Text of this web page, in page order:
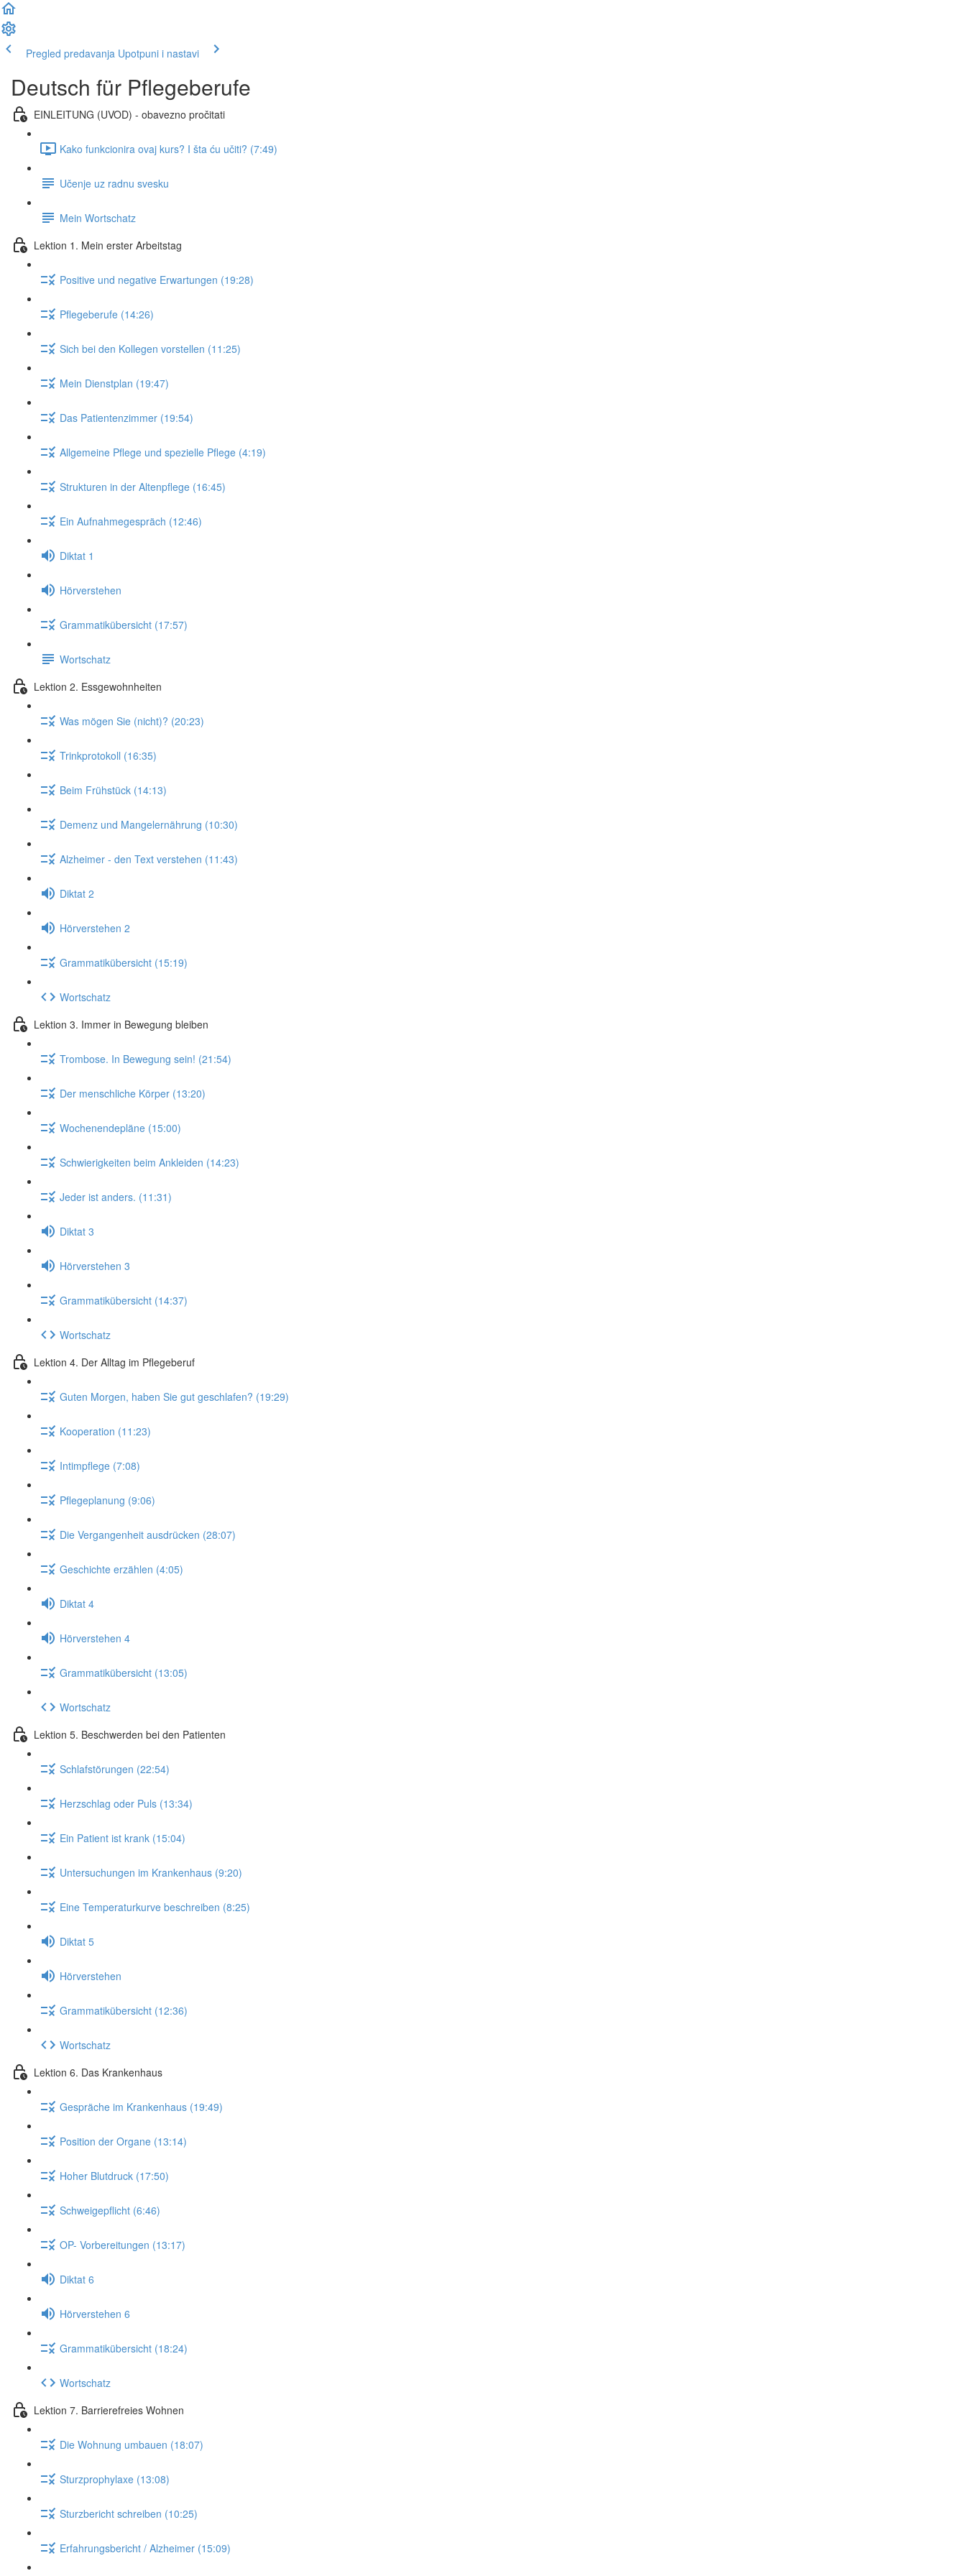
Pregled predavanja Upotpuni i nastavi
Deutsch für Pflegeberufe
EINLEITUNG (UVOD) - obavezno pročitati
Kako funkcionira ovaj kurs? I šta ću učiti? (7:49)
Učenje uz radnu svesku
Mein Wortschatz
Lektion 1. Mein erster Arbeitstag
Positive und negative Erwartungen (19:28)
Pflegeberufe (14:26)
Sich bei den Kollegen vorstellen (11:25)
Mein Dienstplan (19:47)
Das Patientenzimmer (19:54)
Allgemeine Pflege und spezielle Pflege (4:19)
Strukturen in der Altenpflege (16:45)
Ein Aufnahmegespräch (12:46)
Diktat 1
Hörverstehen
Grammatikübersicht (17:57)
Wortschatz
Lektion 2. Essgewohnheiten
Was mögen Sie (nicht)? (20:23)
Trinkprotokoll (16:35)
Beim Frühstück (14:13)
Demenz und Mangelernährung (10:30)
Alzheimer - den Text verstehen (11:43)
Diktat 2
Hörverstehen 2
Grammatikübersicht (15:19)
Wortschatz
Lektion 3. Immer in Bewegung bleiben
Trombose. In Bewegung sein! (21:54)
Der menschliche Körper (13:20)
Wochenendepläne (15:00)
Schwierigkeiten beim Ankleiden (14:23)
Jeder ist anders. (11:31)
Diktat 3
Hörverstehen 3
Grammatikübersicht (14:37)
Wortschatz
Lektion 4. Der Alltag im Pflegeberuf
Guten Morgen, haben Sie gut geschlafen? (19:29)
Kooperation (11:23)
Intimpflege (7:08)
Pflegeplanung (9:06)
Die Vergangenheit ausdrücken (28:07)
Geschichte erzählen (4:05)
Diktat 4
Hörverstehen 4
Grammatikübersicht (13:05)
Wortschatz
Lektion 5. Beschwerden bei den Patienten
Schlafstörungen (22:54)
Herzschlag oder Puls (13:34)
Ein Patient ist krank (15:04)
Untersuchungen im Krankenhaus (9:20)
Eine Temperaturkurve beschreiben (8:25)
Diktat 5
Hörverstehen
Grammatikübersicht (12:36)
Wortschatz
Lektion 6. Das Krankenhaus
Gespräche im Krankenhaus (19:49)
Position der Organe (13:14)
Hoher Blutdruck (17:50)
Schweigepflicht (6:46)
OP- Vorbereitungen (13:17)
Diktat 6
Hörverstehen 6
Grammatikübersicht (18:24)
Wortschatz
Lektion 7. Barrierefreies Wohnen
Die Wohnung umbauen (18:07)
Sturzprophylaxe (13:08)
Sturzbericht schreiben (10:25)
Erfahrungsbericht / Alzheimer (15:09)